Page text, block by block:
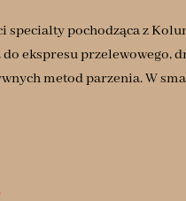
specialty pochodząca z
ekspresu przelewowego,
metod parzenia. W